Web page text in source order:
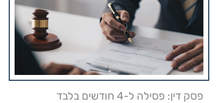
פסק דין: פסילה ל-4 חודשים בלבד